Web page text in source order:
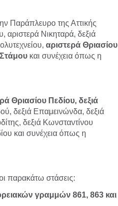
Παράπλευρο της Αττικής
αριστερά Νικηταρά, δεξιά
αριστερά Θριασίου
και συνέχεια όπως η
Θριασίου Πεδίου, δεξιά
δεξιά Επαμεινώνδα, δεξιά
δεξιά Κωνσταντίνου
και συνέχεια όπως η
παρακάτω στάσεις:
γραμμών 861, 863 και